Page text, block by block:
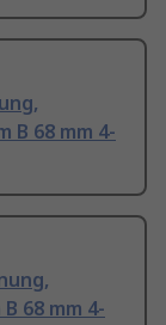
B 68 mm 4-
68 mm 4-